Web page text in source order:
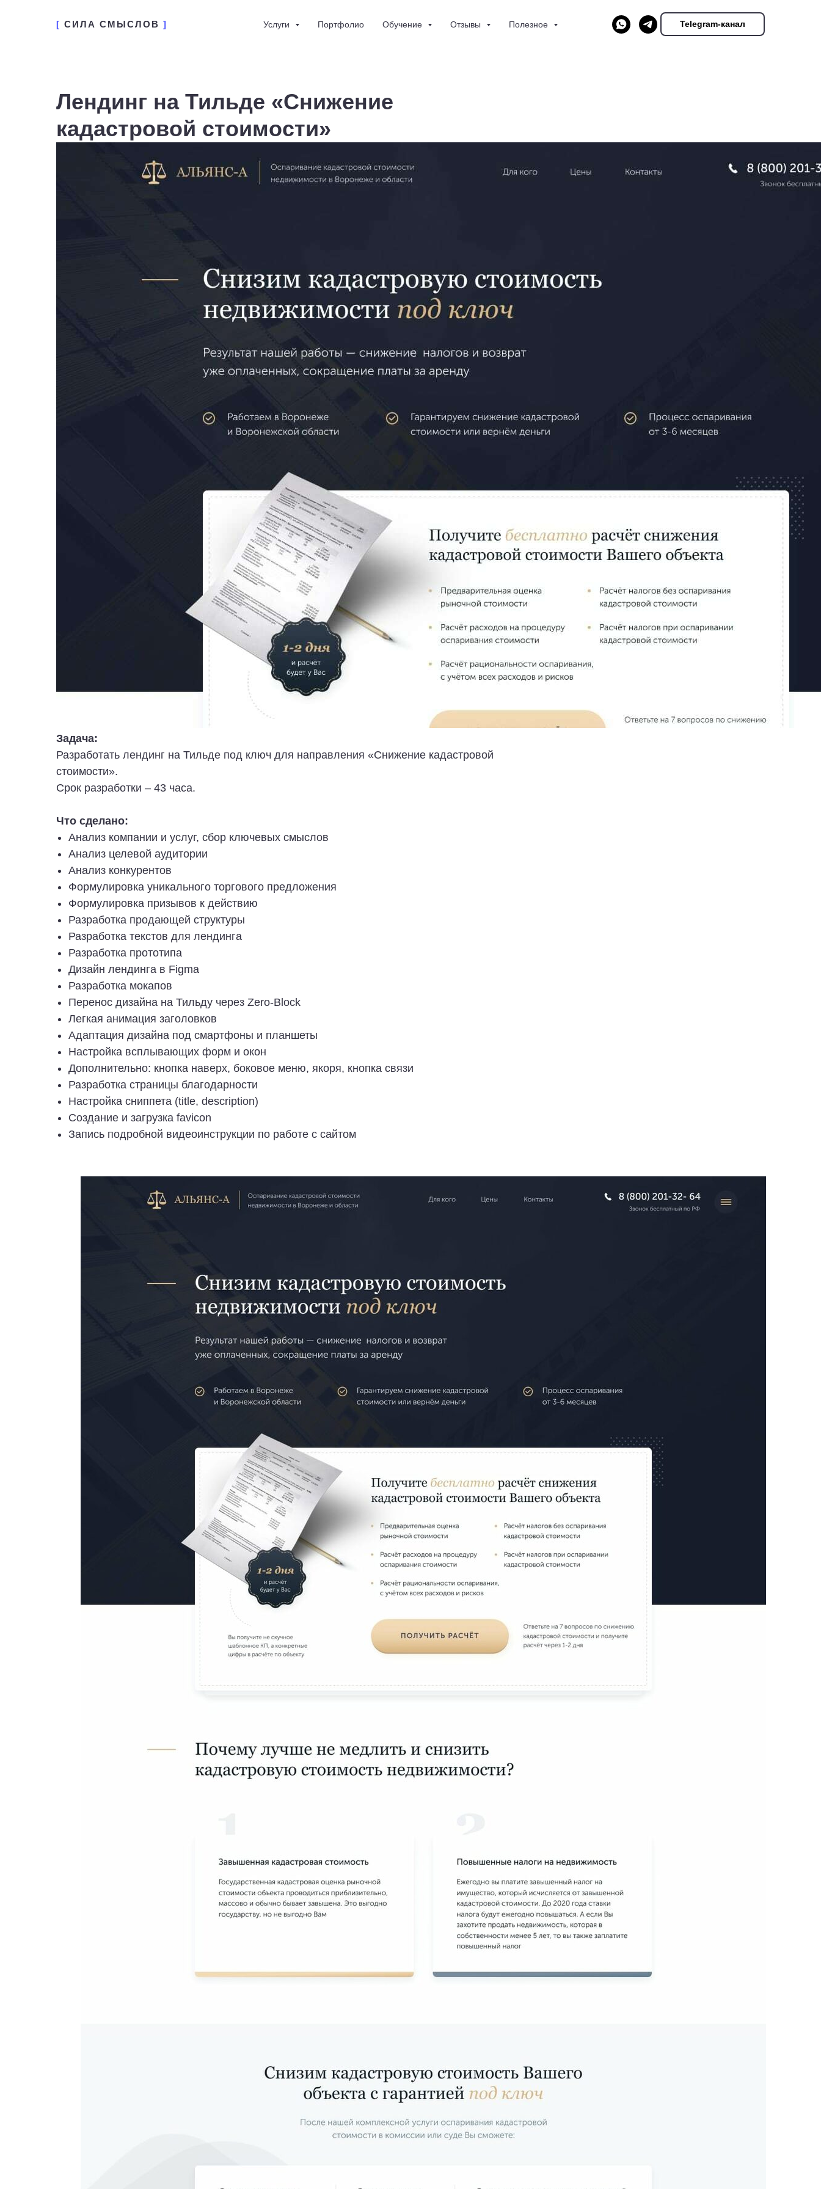
[ СИЛА СМЫСЛОВ ] Услуги Портфолио Обучение Отзывы Полезное Telegram-канал
Лендинг на Тильде «Снижение
кадастровой стоимости»
Задача:
Разработать лендинг на Тильде под ключ для направления «Снижение кадастровой
стоимости».
Срок разработки – 43 часа.
Что сделано:
Анализ компании и услуг, сбор ключевых смыслов
Анализ целевой аудитории
Анализ конкурентов
Формулировка уникального торгового предложения
Формулировка призывов к действию
Разработка продающей структуры
Разработка текстов для лендинга
Разработка прототипа
Дизайн лендинга в Figma
Разработка мокапов
Перенос дизайна на Тильду через Zero-Block
Легкая анимация заголовков
Адаптация дизайна под смартфоны и планшеты
Настройка всплывающих форм и окон
Дополнительно: кнопка наверх, боковое меню, якоря, кнопка связи
Разработка страницы благодарности
Настройка сниппета (title, description)
Создание и загрузка favicon
Запись подробной видеоинструкции по работе с сайтом